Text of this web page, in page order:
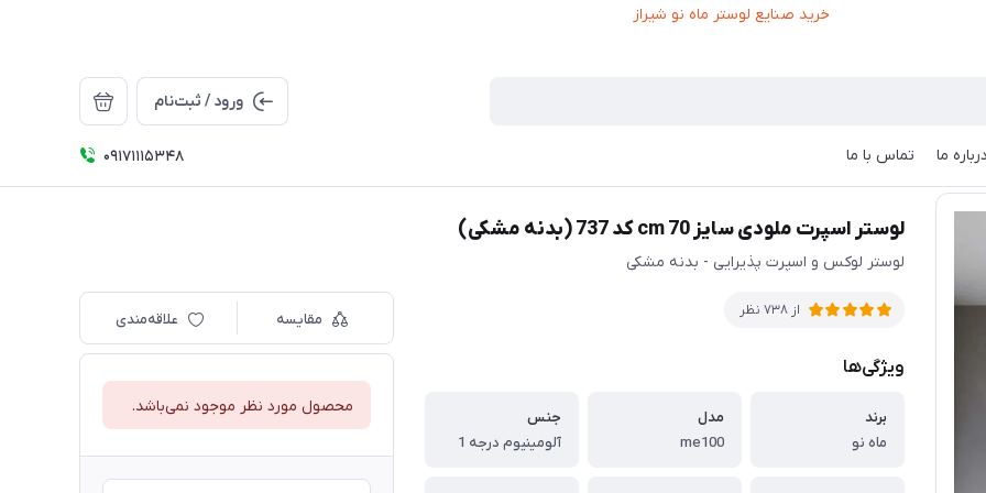
ورود / ثبت‌نام
درباره ما تماس با ما 09171115348
لوستر اسپرت ملودی سایز 70 cm کد 737 (بدنه مشکی)
لوستر لوکس و اسپرت پذیرایی - بدنه مشکی
از 738 نظر
ویژگی‌ها
برند
ماه نو
مدل
me100
جنس
آلومینیوم درجه 1
مقایسه علاقه‌مندی
محصول مورد نظر موجود نمی‌باشد.